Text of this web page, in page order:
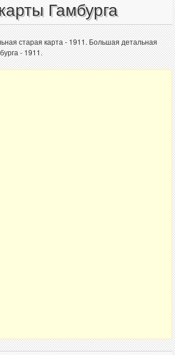
Гамбурга
старая карта - 1911. Большая детальная
- 1911.